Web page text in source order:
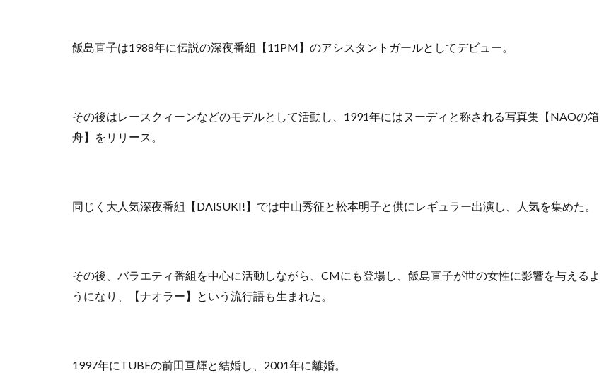
飯島直子は1988年に伝説の深夜番組【11PM】のアシスタントガールとしてデビュー。
その後はレースクィーンなどのモデルとして活動し、1991年にはヌーディと称される写真集【NAOの箱
舟】をリリース。
同じく大人気深夜番組【DAISUKI!】では中山秀征と松本明子と供にレギュラー出演し、人気を集めた。
その後、バラエティ番組を中心に活動しながら、CMにも登場し、飯島直子が世の女性に影響を与えるよ
うになり、【ナオラー】という流行語も生まれた。
1997年にTUBEの前田亘輝と結婚し、2001年に離婚。